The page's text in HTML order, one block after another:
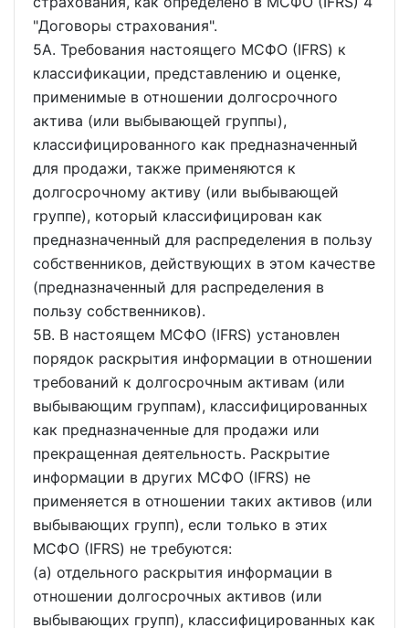
"Договоры страхования".
5A. Требования настоящего МСФО (IFRS) к
классификации, представлению и оценке,
применимые в отношении долгосрочного
актива (или выбывающей группы),
классифицированного как предназначенный
для продажи, также применяются к
долгосрочному активу (или выбывающей
группе), который классифицирован как
предназначенный для распределения в пользу
собственников, действующих в этом качестве
(предназначенный для распределения в
пользу собственников).
5B. В настоящем МСФО (IFRS) установлен
порядок раскрытия информации в отношении
требований к долгосрочным активам (или
выбывающим группам), классифицированных
как предназначенные для продажи или
прекращенная деятельность. Раскрытие
информации в других МСФО (IFRS) не
применяется в отношении таких активов (или
выбывающих групп), если только в этих
МСФО (IFRS) не требуются:
(a) отдельного раскрытия информации в
отношении долгосрочных активов (или
выбывающих групп), классифицированных как